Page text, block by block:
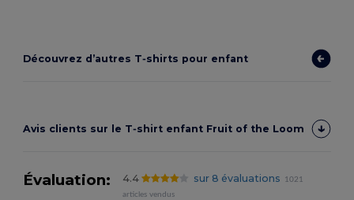
Découvrez d’autres T‑shirts pour enfant
Avis clients sur le T‑shirt enfant Fruit of the Loom
Évaluation: 4.4 sur 8 évaluations
1021
articles vendus